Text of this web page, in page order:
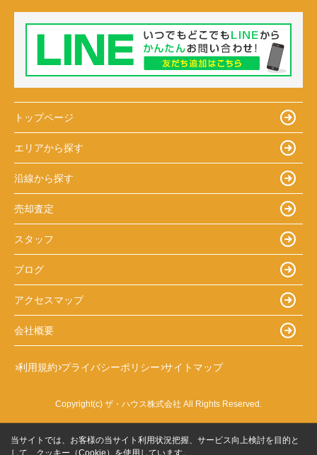
トップページ
エリアから探す
沿線から探す
売却査定
スタッフ
ブログ
アクセスマップ
会社概要
利用規約 プライバシーポリシー サイトマップ
Copyright(c) ザ・ハウス株式会社 All Rights Reserved.
当サイトでは、お客様の当サイト利用状況把握、サービス向上検討を目的と
して、クッキー（Cookie）を使用しています。